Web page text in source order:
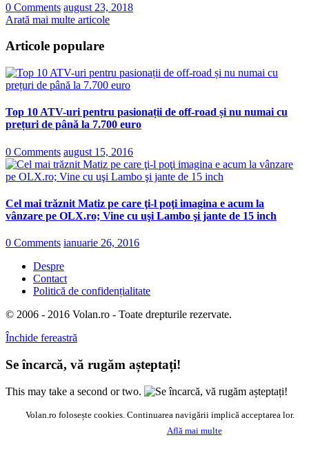
0 Comments august 23, 2018
Arată mai multe articole
Articole populare
Top 10 ATV-uri pentru pasionații de off-road și nu numai cu
prețuri de până la 7.700 euro
0 Comments august 15, 2016
Cel mai trăznit Matiz pe care ţi-l poţi imagina e acum la
vânzare pe OLX.ro; Vine cu uşi Lambo şi jante de 15 inch
0 Comments ianuarie 26, 2016
Despre
Contact
Politică de confidențialitate
© 2006 - 2016 Volan.ro - Toate drepturile rezervate.
Închide fereastră
Se încarcă, vă rugăm așteptați!
This may take a second or two.
Volan.ro folosește cookies. Continuarea navigării implică acceptarea lor.
Află mai multe